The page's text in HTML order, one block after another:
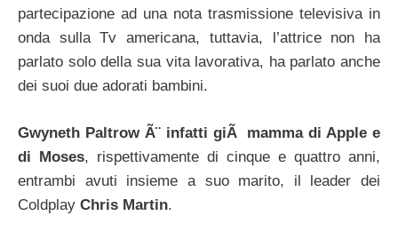
partecipazione ad una nota trasmissione televisiva in
onda sulla Tv americana, tuttavia, l’attrice non ha
parlato solo della sua vita lavorativa, ha parlato anche
dei suoi due adorati bambini.
Gwyneth Paltrow Ã¨ infatti giÃ mamma di Apple e
di Moses, rispettivamente di cinque e quattro anni,
entrambi avuti insieme a suo marito, il leader dei
Coldplay Chris Martin.